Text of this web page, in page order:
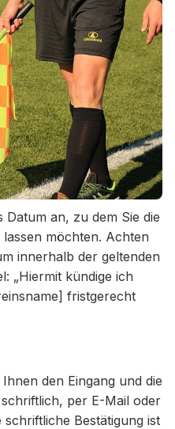
Datum an, zu dem Sie die
möchten. Achten
innerhalb der geltenden
„Hiermit kündige ich
fristgerecht
den Eingang und die
per E-Mail oder
Bestätigung ist